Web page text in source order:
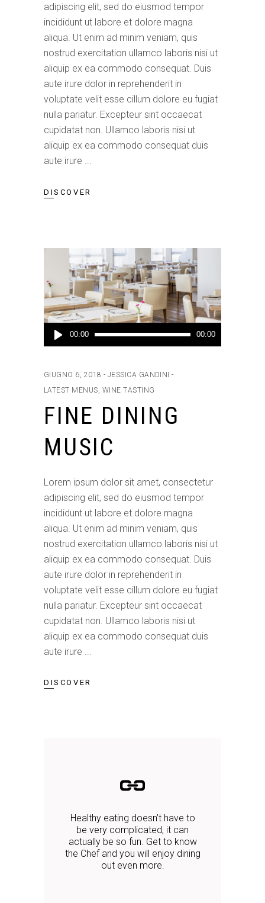
adipiscing elit, sed do eiusmod tempor
incididunt ut labore et dolore magna
aliqua. Ut enim ad minim veniam, quis
nostrud exercitation ullamco laboris nisi ut
aliquip ex ea commodo consequat. Duis
aute irure dolor in reprehenderit in
voluptate velit esse cillum dolore eu fugiat
nulla pariatur. Excepteur sint occaecat
cupidatat non. Ullamco laboris nisi ut
aliquip ex ea commodo consequat duis
aute irure
DISCOVER
Audio
Player
00:00 00:00
GIUGNO 6, 2018
JESSICA GANDINI
LATEST MENUS WINE TASTING
FINE DINING
MUSIC
Lorem ipsum dolor sit amet, consectetur
adipiscing elit, sed do eiusmod tempor
incididunt ut labore et dolore magna
aliqua. Ut enim ad minim veniam, quis
nostrud exercitation ullamco laboris nisi ut
aliquip ex ea commodo consequat. Duis
aute irure dolor in reprehenderit in
voluptate velit esse cillum dolore eu fugiat
nulla pariatur. Excepteur sint occaecat
cupidatat non. Ullamco laboris nisi ut
aliquip ex ea commodo consequat duis
aute irure
DISCOVER
Healthy eating doesn’t have to
be very complicated, it can
actually be so fun. Get to know
the Chef and you will enjoy dining
out even more.